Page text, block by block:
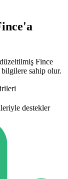
Fince
sahip olur.
destekler